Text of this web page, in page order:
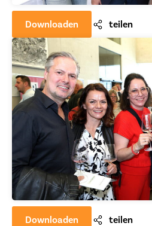
Downloaden teilen
Downloaden teilen